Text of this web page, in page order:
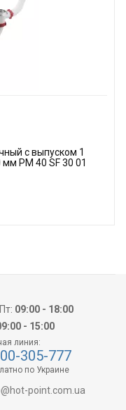
с выпуском 1
PM 40 SF 30 01
09:00 - 18:00
- 15:00
линия:
305-777
по Украине
point.com.ua